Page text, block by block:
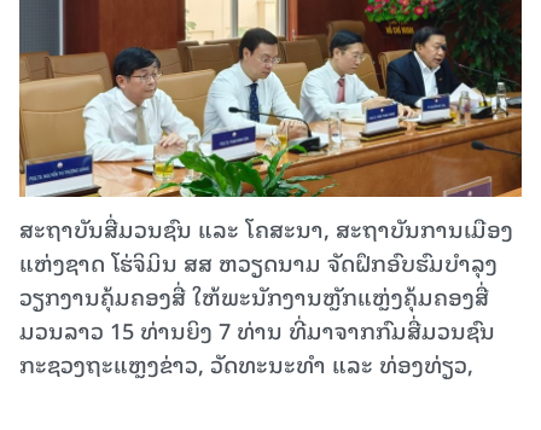
ສະຖາບັນສື່ມວນຊົນ ແລະ ໂຄສະນາ, ສະຖາບັນການເມືອງ
ແຫ່ງຊາດ ໂຮ່ຈິມິນ ສສ ຫວຽດນາມ ຈັດຝຶກອົບຮົມບໍາລຸງ
ວຽກງານຄຸ້ມຄອງສື່ ໃຫ້ພະນັກງານຫຼັກແຫຼ່ງຄຸ້ມຄອງສື່
ມວນລາວ 15 ທ່ານຍິງ 7 ທ່ານ ທີ່ມາຈາກກົມສື່ມວນຊົນ
ກະຊວງຖະແຫຼງຂ່າວ, ວັດທະນະທຳ ແລະ ທ່ອງທ່ຽວ,